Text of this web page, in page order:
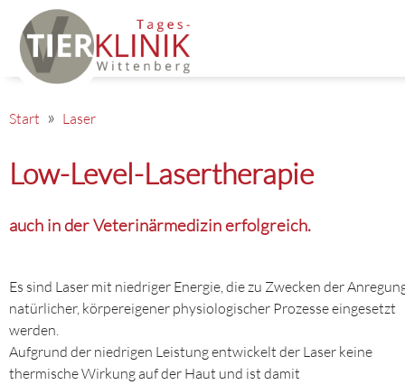
Start Laser
Low-Level-Lasertherapie
auch in der Veterinärmedizin erfolgreich.
Es sind Laser mit niedriger Energie, die zu Zwecken der
natürlicher, körpereigener physiologischer Prozesse eingesetzt
werden.
Aufgrund der niedrigen Leistung entwickelt der Laser keine
thermische Wirkung auf der Haut und ist damit